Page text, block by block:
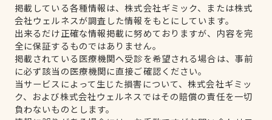
掲載している各種情報は、株式会社ギミック、または株式
会社ウェルネスが調査した情報をもとにしています。
出来るだけ正確な情報掲載に努めておりますが、内容を完
全に保証するものではありません。
掲載されている医療機関へ受診を希望される場合は、事前
に必ず該当の医療機関に直接ご確認ください。
当サービスによって生じた損害について、株式会社ギミッ
ク、および株式会社ウェルネスではその賠償の責任を一切
負わないものとします。